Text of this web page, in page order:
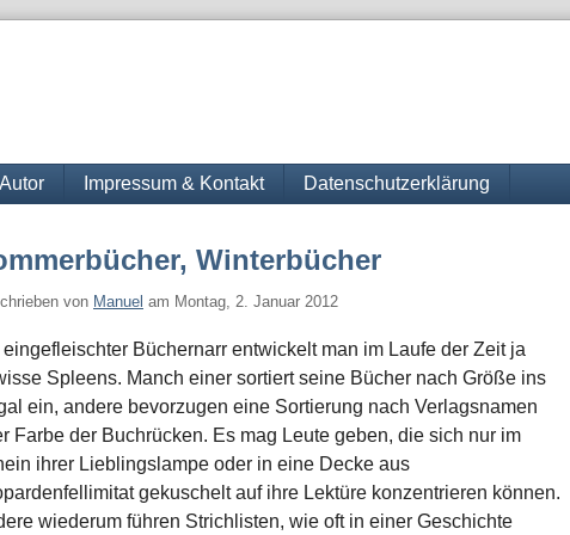
Autor Impressum & Kontakt Datenschutzerklärung
Winterbücher
von Manuel am Montag, 2. Januar 2012
Büchernarr entwickelt man im Laufe der Zeit ja
Spleens. Manch einer sortiert seine Bücher nach Größe ins
ein, andere bevorzugen eine Sortierung nach Verlagsnamen
Farbe der Buchrücken. Es mag Leute geben, die sich nur im
ihrer Lieblingslampe oder in eine Decke aus
gekuschelt auf ihre Lektüre konzentrieren können.
wiederum führen Strichlisten, wie oft in einer Geschichte